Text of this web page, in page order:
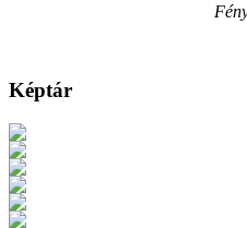
Képtár